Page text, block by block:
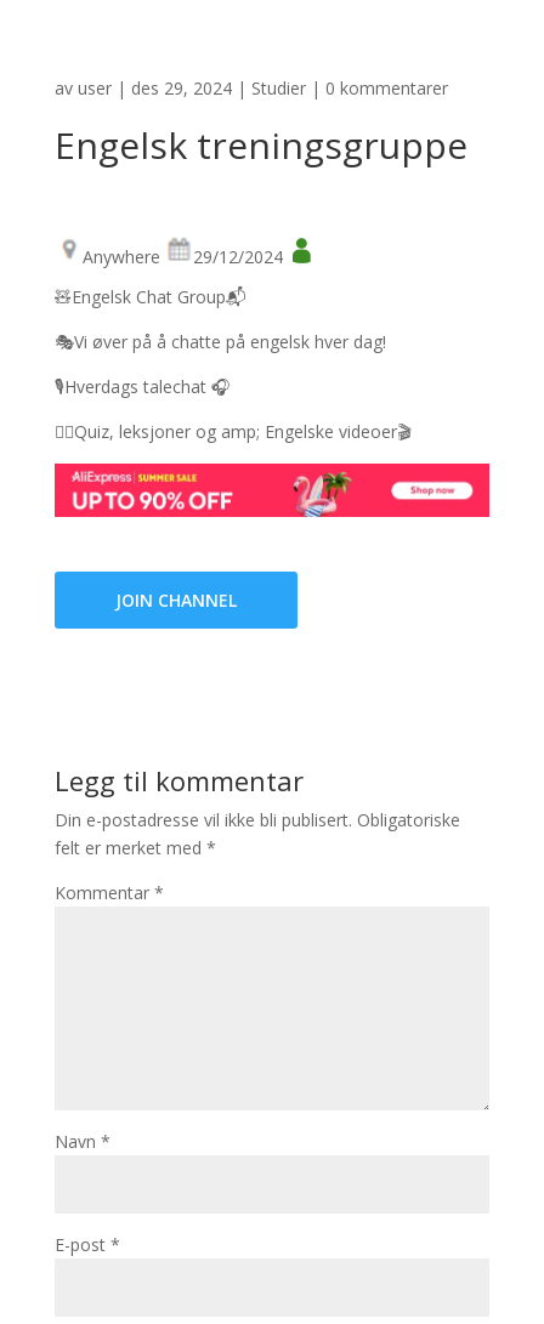
av user| des 29, 2024| Studier| 0 kommentarer
Engelsk treningsgruppe
Anywhere
29/12/2024
🧸Engelsk Chat Group📬
🎭Vi øver på å chatte på engelsk hver dag!
🎙Hverdags talechat 🎧
✍🏻Quiz, leksjoner og amp; Engelske videoer🎬
JOIN CHANNEL
Legg til kommentar
Din e-postadresse vil ikke bli publisert. Obligatoriske
felt er merket med *
Kommentar *
Navn *
E-post *